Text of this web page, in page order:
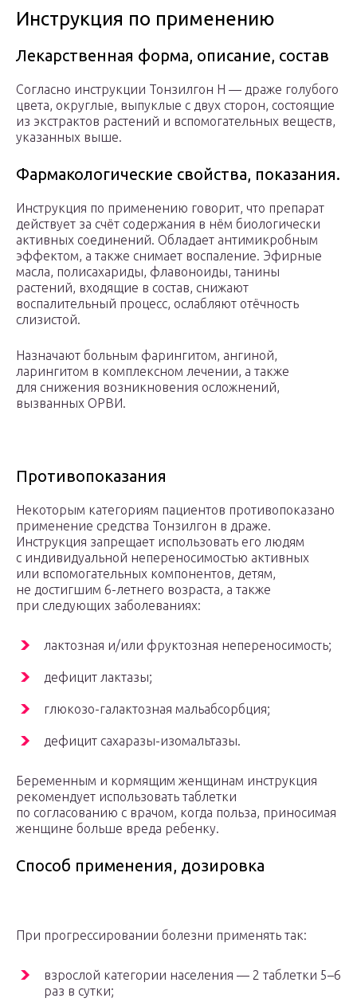
Инструкция по применению
Лекарственная форма, описание, состав
Согласно инструкции Тонзилгон Н — драже голубого
цвета, округлые, выпуклые с двух сторон, состоящие
из экстрактов растений и вспомогательных веществ,
указанных выше.
Фармакологические свойства, показания.
Инструкция по применению говорит, что препарат
действует за счёт содержания в нём биологически
активных соединений. Обладает антимикробным
эффектом, а также снимает воспаление. Эфирные
масла, полисахариды, флавоноиды, танины
растений, входящие в состав, снижают
воспалительный процесс, ослабляют отёчность
слизистой.
Назначают больным фарингитом, ангиной,
ларингитом в комплексном лечении, а также
для снижения возникновения осложнений,
вызванных ОРВИ.
Противопоказания
Некоторым категориям пациентов противопоказано
применение средства Тонзилгон в драже.
Инструкция запрещает использовать его людям
с индивидуальной непереносимостью активных
или вспомогательных компонентов, детям,
не достигшим 6-летнего возраста, а также
при следующих заболеваниях:
лактозная и/или фруктозная непереносимость;
дефицит лактазы;
глюкозо-галактозная мальабсорбция;
дефицит сахаразы-изомальтазы.
Беременным и кормящим женщинам инструкция
рекомендует использовать таблетки
по согласованию с врачом, когда польза, приносимая
женщине больше вреда ребенку.
Способ применения, дозировка
При прогрессировании болезни применять так:
взрослой категории населения — 2 таблетки 5–6
раз в сутки;